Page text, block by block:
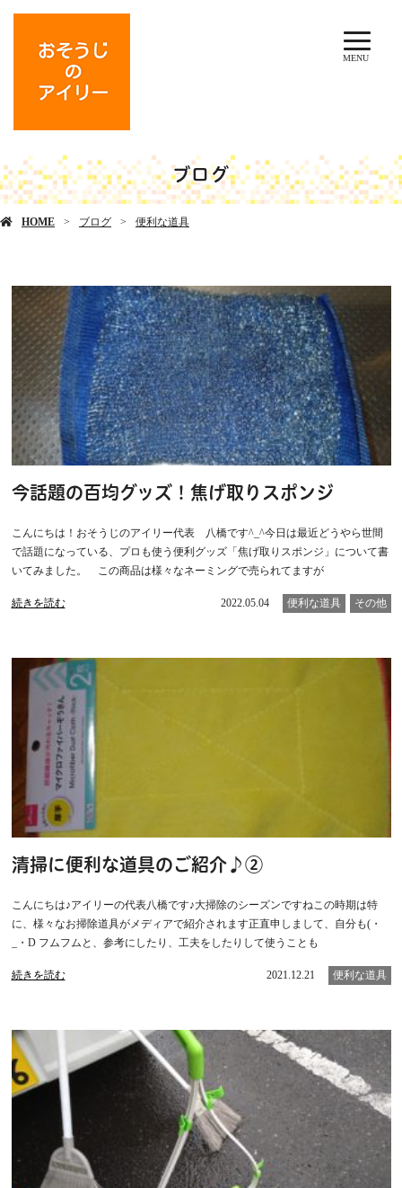
MENU
ブログ
HOME ブログ 便利な道具
今話題の百均グッズ！焦げ取りスポンジ
こんにちは！おそうじのアイリー代表 八橋です^_^今日は最近どうやら世間
で話題になっている、プロも使う便利グッズ「焦げ取りスポンジ」について書
いてみました。 この商品は様々なネーミングで売られてますが
続きを読む 2022.05.04 便利な道具 その他
清掃に便利な道具のご紹介♪②
こんにちは♪アイリーの代表八橋です♪大掃除のシーズンですねこの時期は特
に、様々なお掃除道具がメディアで紹介されます正直申しまして、自分も(・
_・D フムフムと、参考にしたり、工夫をしたりして使うことも
続きを読む 2021.12.21 便利な道具